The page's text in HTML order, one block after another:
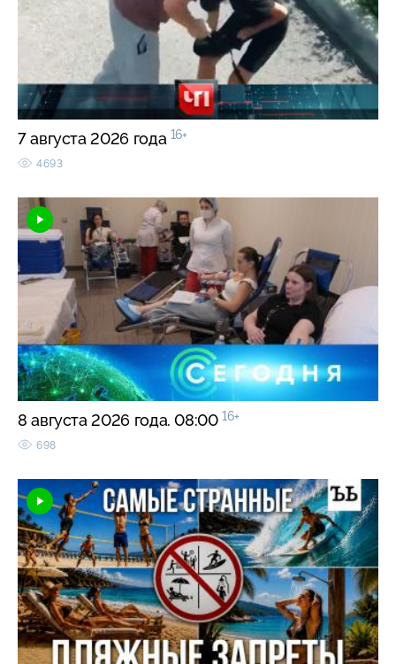
7 августа 2026 года 16+
4693
8 августа 2026 года. 08:00 16+
698